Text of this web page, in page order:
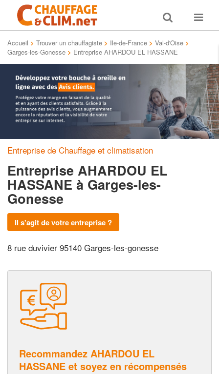
Toggle
search
Toggle
Accueil > Trouver un chauffagiste > Ile-de-France > Val-d'Oise >
Garges-les-Gonesse > Entreprise AHARDOU EL HASSANE
Entreprise de Chauffage et climatisation
Entreprise AHARDOU EL
HASSANE à Garges-les-
Gonesse
Il s'agit de votre entreprise ?
8 rue duvivier 95140 Garges-les-gonesse
Recommandez AHARDOU EL
HASSANE et soyez en récompensés